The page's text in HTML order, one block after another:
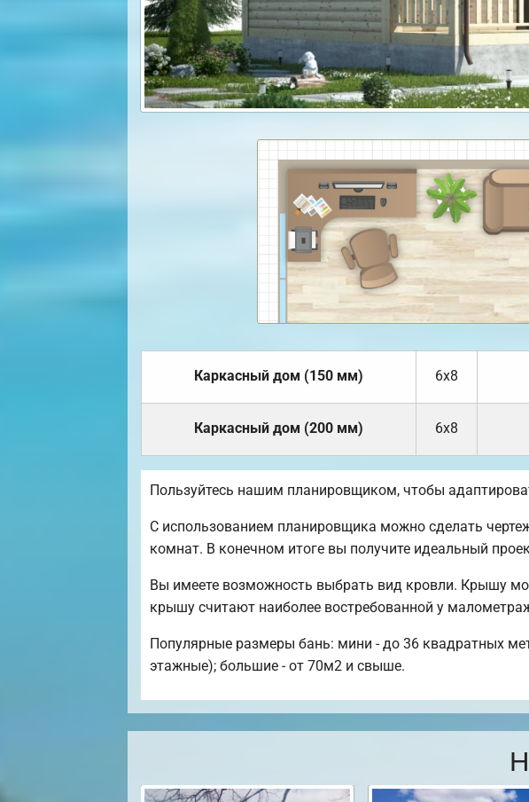
Каркасный дом (150 мм) 6х8
Каркасный дом (200 мм) 6х8
Пользуйтесь нашим планировщиком, чтобы
С использованием планировщика можно сделать
комнат. В конечном итоге вы получите идеальный
Вы имеете возможность выбрать вид кровли. Крышу
крышу считают наиболее востребованной у
Популярные размеры бань: мини - до 36 квадратных
этажные); большие - от 70м2 и свыше.